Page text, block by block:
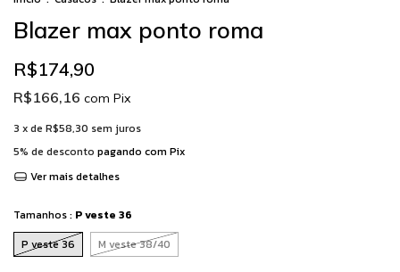
Blazer max ponto roma
R$174,90
R$166,16 com Pix
3 x de R$58,30 sem juros
5% de desconto pagando com Pix
Ver mais detalhes
Tamanhos : P veste 36
P veste 36
M veste 38/40